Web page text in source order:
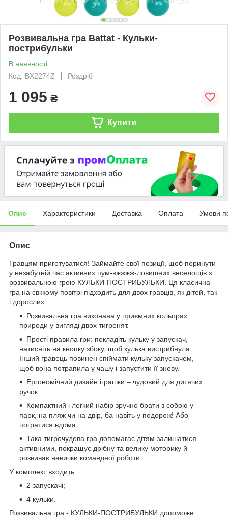
Розвивальна гра Battat - Кульки-
пострибульки
В наявності
Код: BX2274Z
Роздріб
1 095 ₴
Купити
Опис Характеристики Доставка Оплата Умови
Опис
Гравцям приготуватися! Займайте свої позиції, щоб поринути
у незабутній час активних пум-вжжжж-ловишних веселощів з
розвивальною грою КУЛЬКИ-ПОСТРИБУЛЬКИ. Ця класична
гра на свіжому повітрі підходить для двох гравців, як дітей, так
і дорослих.
Розвивальна гра виконана у приємних кольорах
природи у вигляді двох тигренят.
Прості правила гри: покладіть кульку у запускач,
натисніть на кнопку збоку, щоб кулька вистрибнула.
Інший гравець повинен спіймати кульку запускачем,
щоб вона потрапила у чашу і запустити її знову.
Ергономічний дизайн іграшки – чудовий для дитячих
ручок.
Компактний і легкий набір зручно брати з собою у
парк, на пляж чи на двір, ба навіть у подорож! Або –
погратися вдома.
Така тигрочудова гра допомагає дітям залишатися
активними, покращує дрібну та велику моторику й
розвиває навички командної роботи.
У комплект входить:
2 запускачі;
4 кульки.
Розвивальна гра - КУЛЬКИ-ПОСТРИБУЛЬКИ допоможе